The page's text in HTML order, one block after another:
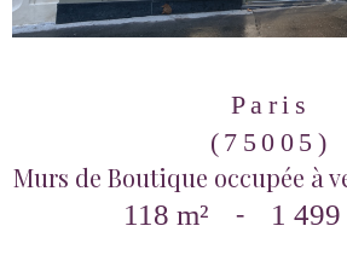
Paris
(75005)
Murs de Boutique occupée à
118 m²
- 1